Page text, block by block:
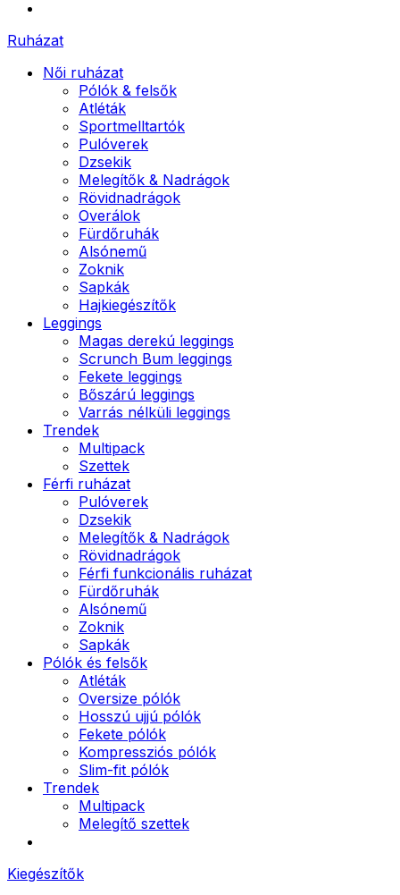
Ruházat
Női ruházat
Pólók & felsők
Atléták
Sportmelltartók
Pulóverek
Dzsekik
Melegítők & Nadrágok
Rövidnadrágok
Overálok
Fürdőruhák
Alsónemű
Zoknik
Sapkák
Hajkiegészítők
Leggings
Magas derekú leggings
Scrunch Bum leggings
Fekete leggings
Bőszárú leggings
Varrás nélküli leggings
Trendek
Multipack
Szettek
Férfi ruházat
Pulóverek
Dzsekik
Melegítők & Nadrágok
Rövidnadrágok
Férfi funkcionális ruházat
Fürdőruhák
Alsónemű
Zoknik
Sapkák
Pólók és felsők
Atléták
Oversize pólók
Hosszú ujjú pólók
Fekete pólók
Kompressziós pólók
Slim-fit pólók
Trendek
Multipack
Melegítő szettek
Kiegészítők